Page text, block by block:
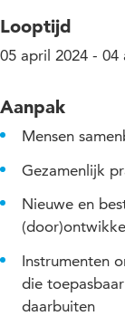
Looptijd
05 april 2024 - 04
Aanpak
Mensen
Gezamenlijk
Nieuwe en
Instrumenten
die
daarbuiten